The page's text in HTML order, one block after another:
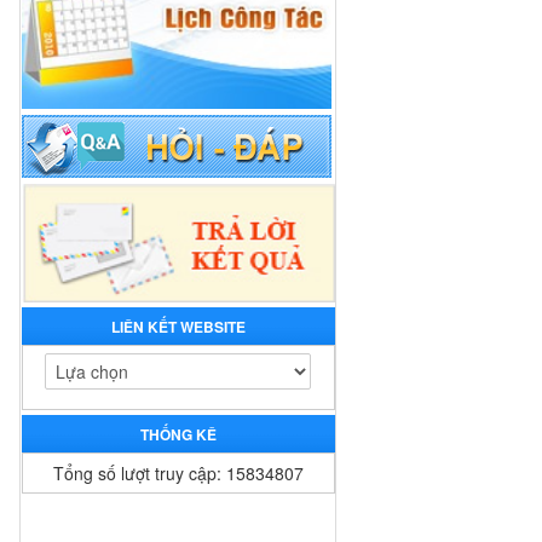
LIÊN KẾT WEBSITE
THỐNG KÊ
Tổng số lượt truy cập: 15834807